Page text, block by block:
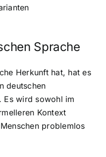
Sprache
Herkunft hat, hat es
deutschen
Es wird sowohl im
Kontext
problemlos